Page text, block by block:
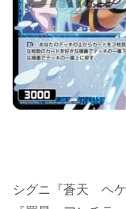
シグニ『蒼天 ヘケ